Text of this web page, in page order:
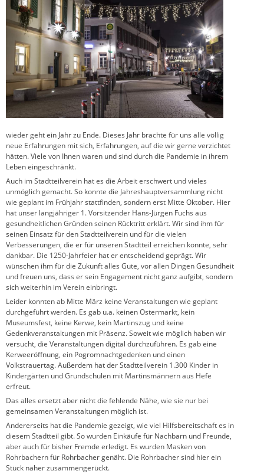
wieder geht ein Jahr zu Ende. Dieses Jahr brachte für uns alle völlig
neue Erfahrungen mit sich, Erfahrungen, auf die wir gerne verzichtet
hätten. Viele von Ihnen waren und sind durch die Pandemie in ihrem
Leben eingeschränkt.
Auch im Stadtteilverein hat es die Arbeit erschwert und vieles
unmöglich gemacht. So konnte die Jahreshauptversammlung nicht
wie geplant im Frühjahr stattfinden, sondern erst Mitte Oktober. Hier
hat unser langjähriger 1. Vorsitzender Hans-Jürgen Fuchs aus
gesundheitlichen Gründen seinen Rücktritt erklärt. Wir sind ihm für
seinen Einsatz für den Stadtteilverein und für die vielen
Verbesserungen, die er für unseren Stadtteil erreichen konnte, sehr
dankbar. Die 1250-Jahrfeier hat er entscheidend geprägt. Wir
wünschen ihm für die Zukunft alles Gute, vor allen Dingen Gesundheit
und freuen uns, dass er sein Engagement nicht ganz aufgibt, sondern
sich weiterhin im Verein einbringt.
Leider konnten ab Mitte März keine Veranstaltungen wie geplant
durchgeführt werden. Es gab u.a. keinen Ostermarkt, kein
Museumsfest, keine Kerwe, kein Martinszug und keine
Gedenkveranstaltungen mit Präsenz. Soweit wie möglich haben wir
versucht, die Veranstaltungen digital durchzuführen. Es gab eine
Kerweeröffnung, ein Pogromnachtgedenken und einen
Volkstrauertag. Außerdem hat der Stadtteilverein 1.300 Kinder in
Kindergärten und Grundschulen mit Martinsmännern aus Hefe
erfreut.
Das alles ersetzt aber nicht die fehlende Nähe, wie sie nur bei
gemeinsamen Veranstaltungen möglich ist.
Andererseits hat die Pandemie gezeigt, wie viel Hilfsbereitschaft es in
diesem Stadtteil gibt. So wurden Einkäufe für Nachbarn und Freunde,
aber auch für bisher Fremde erledigt. Es wurden Masken von
Rohrbachern für Rohrbacher genäht. Die Rohrbacher sind hier ein
Stück näher zusammengerückt.